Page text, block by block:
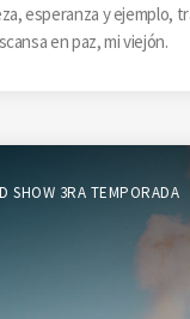
esperanza y ejemplo,
en paz, mi viejón.
SHOW 3RA TEMPORADA